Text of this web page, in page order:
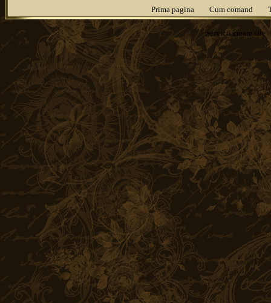
Prima pagina Cum comand
Serviciicreare site